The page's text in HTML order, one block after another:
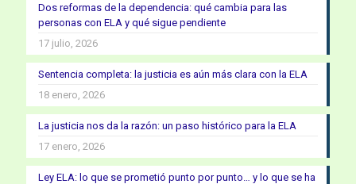
Dos reformas de la dependencia: qué cambia para las
personas con ELA y qué sigue pendiente
17 julio, 2026
Sentencia completa: la justicia es aún más clara con la ELA
18 enero, 2026
La justicia nos da la razón: un paso histórico para la ELA
17 enero, 2026
Ley ELA: lo que se prometió punto por punto… y lo que se ha